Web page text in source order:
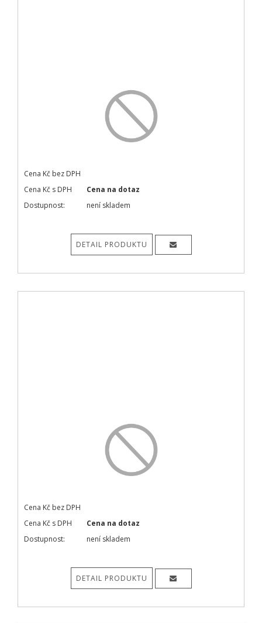
Cena Kč bez DPH
Cena Kč s DPH
Cena na dotaz
Dostupnost:
není skladem
DETAIL PRODUKTU
Cena Kč bez DPH
Cena Kč s DPH
Cena na dotaz
Dostupnost:
není skladem
DETAIL PRODUKTU